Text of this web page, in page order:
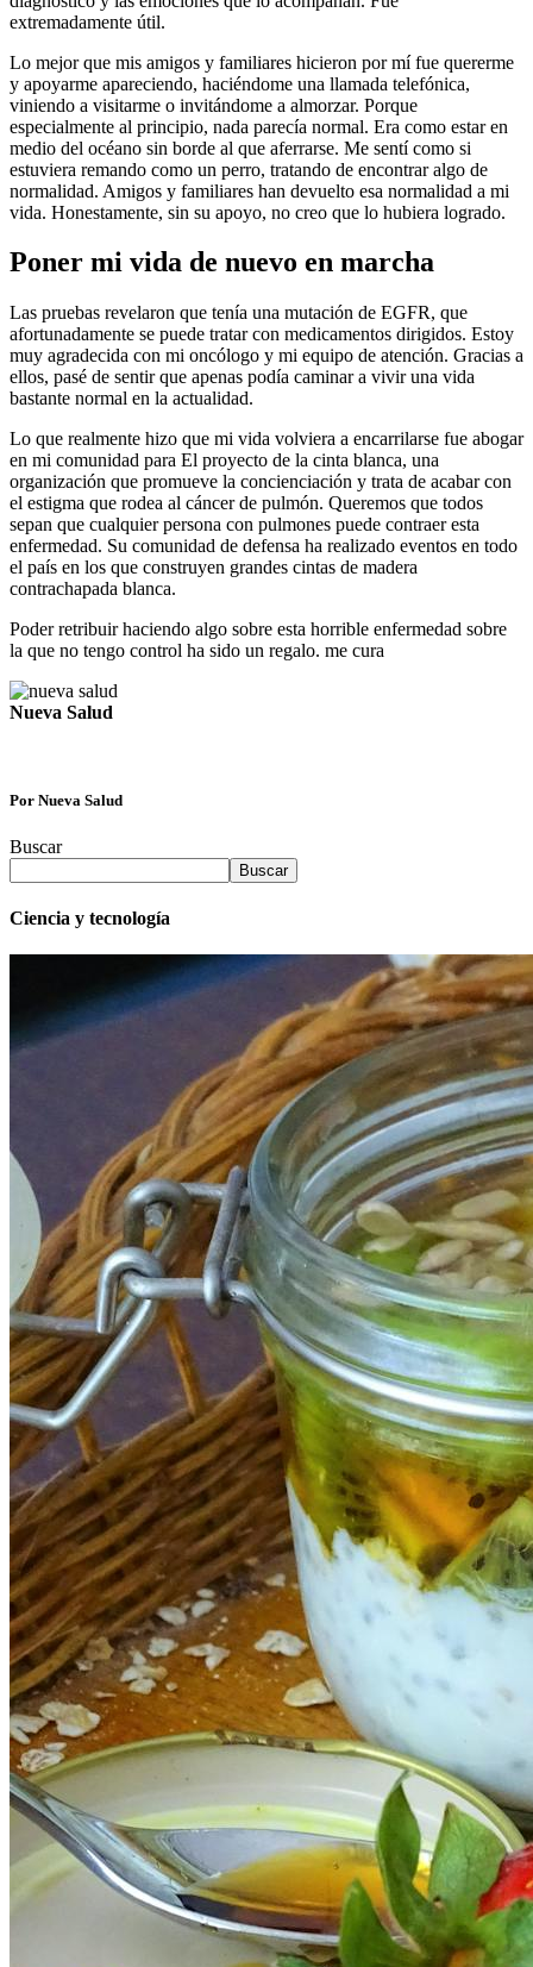
extremadamente útil.
Lo mejor que mis amigos y familiares hicieron por mí fue quererme
y apoyarme apareciendo, haciéndome una llamada telefónica,
viniendo a visitarme o invitándome a almorzar. Porque
especialmente al principio, nada parecía normal. Era como estar en
medio del océano sin borde al que aferrarse. Me sentí como si
estuviera remando como un perro, tratando de encontrar algo de
normalidad. Amigos y familiares han devuelto esa normalidad a mi
vida. Honestamente, sin su apoyo, no creo que lo hubiera logrado.
Poner mi vida de nuevo en marcha
Las pruebas revelaron que tenía una mutación de EGFR, que
afortunadamente se puede tratar con medicamentos dirigidos. Estoy
muy agradecida con mi oncólogo y mi equipo de atención. Gracias a
ellos, pasé de sentir que apenas podía caminar a vivir una vida
bastante normal en la actualidad.
Lo que realmente hizo que mi vida volviera a encarrilarse fue abogar
en mi comunidad para El proyecto de la cinta blanca, una
organización que promueve la concienciación y trata de acabar con
el estigma que rodea al cáncer de pulmón. Queremos que todos
sepan que cualquier persona con pulmones puede contraer esta
enfermedad. Su comunidad de defensa ha realizado eventos en todo
el país en los que construyen grandes cintas de madera
contrachapada blanca.
Poder retribuir haciendo algo sobre esta horrible enfermedad sobre
la que no tengo control ha sido un regalo. me cura
Nueva Salud
Por Nueva Salud
Buscar
Buscar
Ciencia y tecnología